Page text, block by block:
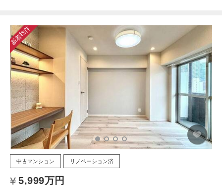
新着物件
中古マンション リノベーション済
5,999万円